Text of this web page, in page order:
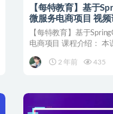
【每特教育】基于
微服务电商项目 视频
代码
【每特教育】基于
电商项目 课程介绍： 本
2 年前
435